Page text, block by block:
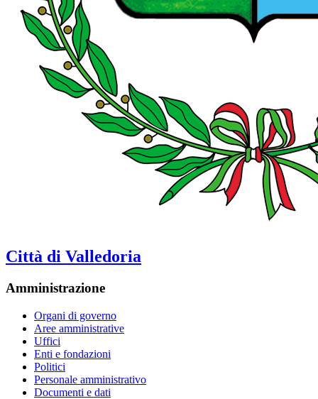
Città di Valledoria
Amministrazione
Organi di governo
Aree amministrative
Uffici
Enti e fondazioni
Politici
Personale amministrativo
Documenti e dati